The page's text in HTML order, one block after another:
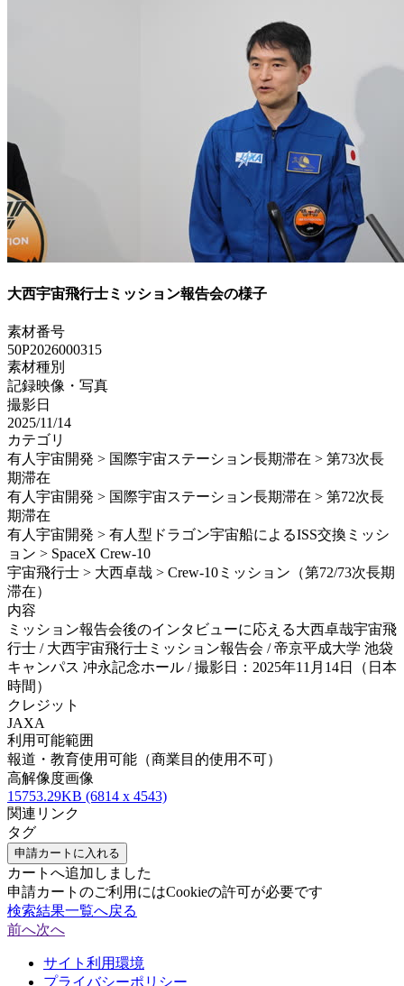
大西宇宙飛行士ミッション報告会の様子
素材番号
50P2026000315
素材種別
記録映像・写真
撮影日
2025/11/14
カテゴリ
有人宇宙開発 > 国際宇宙ステーション長期滞在 > 第73次長
期滞在
有人宇宙開発 > 国際宇宙ステーション長期滞在 > 第72次長
期滞在
有人宇宙開発 > 有人型ドラゴン宇宙船によるISS交換ミッシ
ョン > SpaceX Crew-10
宇宙飛行士 > 大西卓哉 > Crew-10ミッション（第72/73次長期
滞在）
内容
ミッション報告会後のインタビューに応える大西卓哉宇宙飛
行士 / 大西宇宙飛行士ミッション報告会 / 帝京平成大学 池袋
キャンパス 冲永記念ホール / 撮影日：2025年11月14日（日本
時間）
クレジット
JAXA
利用可能範囲
報道・教育使用可能（商業目的使用不可）
高解像度画像
15753.29KB (6814 x 4543)
関連リンク
タグ
申請カートに入れる
カートへ追加しました
申請カートのご利用にはCookieの許可が必要です
検索結果一覧へ戻る
前へ次へ
サイト利用環境
プライバシーポリシー